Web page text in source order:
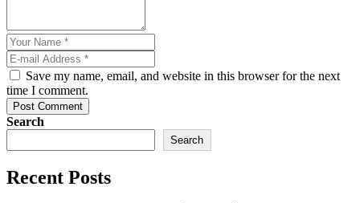
Save my name, email, and website in this browser for the next
time I comment.
Post Comment
Search
Search
Recent Posts